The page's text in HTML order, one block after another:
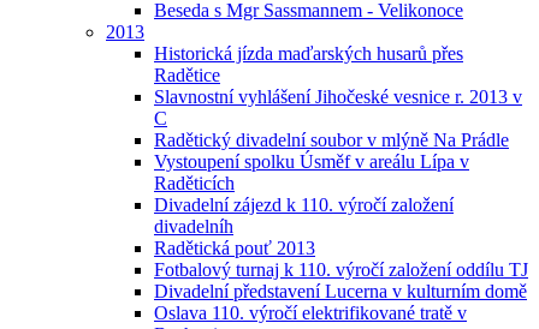
Beseda s Mgr Sassmannem - Velikonoce
2013
Historická jízda maďarských husarů přes
Radětice
Slavnostní vyhlášení Jihočeské vesnice r. 2013 v
C
Radětický divadelní soubor v mlýně Na Prádle
Vystoupení spolku Úsměf v areálu Lípa v
Raděticích
Divadelní zájezd k 110. výročí založení
divadelníh
Radětická pouť 2013
Fotbalový turnaj k 110. výročí založení oddílu TJ
Divadelní představení Lucerna v kulturním domě
Oslava 110. výročí elektrifikované tratě v